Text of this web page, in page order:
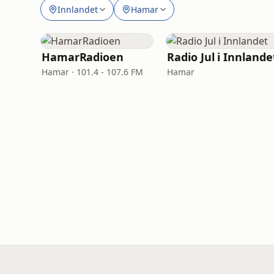
Innlandet Hamar
HamarRadioen
Hamar · 101.4 - 107.6 FM
Radio Jul i
Hamar